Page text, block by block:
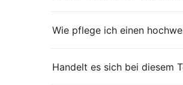
Wie pflege ich einen
Handelt es sich bei diesem